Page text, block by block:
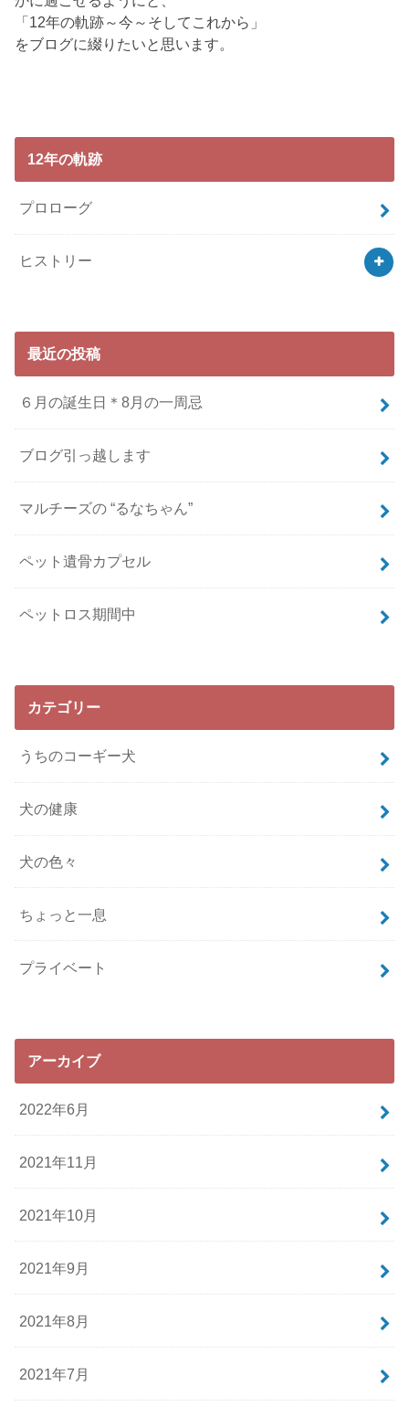
「12年の軌跡～今～そしてこれから」
をブログに綴りたいと思います。
12年の軌跡
プロローグ
ヒストリー
最近の投稿
６月の誕生日＊8月の一周忌
ブログ引っ越します
マルチーズの “るなちゃん”
ペット遺骨カプセル
ペットロス期間中
カテゴリー
うちのコーギー犬
犬の健康
犬の色々
ちょっと一息
プライベート
アーカイブ
2022年6月
2021年11月
2021年10月
2021年9月
2021年8月
2021年7月